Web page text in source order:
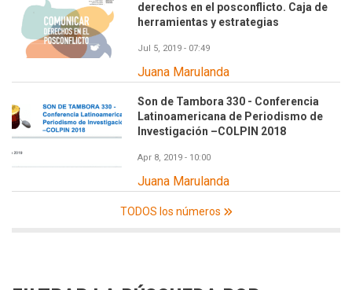
derechos en el posconflicto. Caja de
herramientas y estrategias
Jul 5, 2019 - 07:49
Juana Marulanda
Son de Tambora 330 - Conferencia
Latinoamericana de Periodismo de
Investigación –COLPIN 2018
Apr 8, 2019 - 10:00
Juana Marulanda
TODOS los números